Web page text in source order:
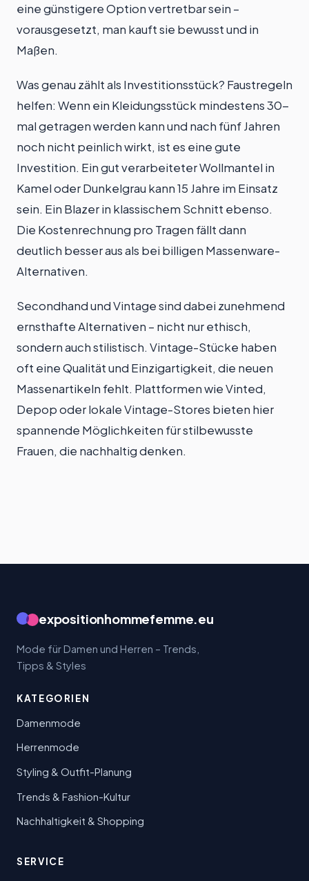
eine günstigere Option vertretbar sein –
vorausgesetzt, man kauft sie bewusst und in
Maßen.
Was genau zählt als Investitionsstück? Faustregeln
helfen: Wenn ein Kleidungsstück mindestens 30-
mal getragen werden kann und nach fünf Jahren
noch nicht peinlich wirkt, ist es eine gute
Investition. Ein gut verarbeiteter Wollmantel in
Kamel oder Dunkelgrau kann 15 Jahre im Einsatz
sein. Ein Blazer in klassischem Schnitt ebenso.
Die Kostenrechnung pro Tragen fällt dann
deutlich besser aus als bei billigen Massenware-
Alternativen.
Secondhand und Vintage sind dabei zunehmend
ernsthafte Alternativen – nicht nur ethisch,
sondern auch stilistisch. Vintage-Stücke haben
oft eine Qualität und Einzigartigkeit, die neuen
Massenartikeln fehlt. Plattformen wie Vinted,
Depop oder lokale Vintage-Stores bieten hier
spannende Möglichkeiten für stilbewusste
Frauen, die nachhaltig denken.
expositionhommefemme.eu
Mode für Damen und Herren – Trends,
Tipps & Styles
KATEGORIEN
Damenmode
Herrenmode
Styling & Outfit-Planung
Trends & Fashion-Kultur
Nachhaltigkeit & Shopping
SERVICE